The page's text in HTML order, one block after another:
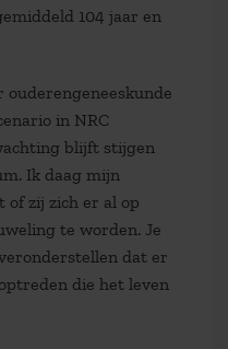
104 jaar en
ouderengeneeskunde
in NRC
blijft stijgen
Ik daag mijn
of zij zich er al op
te worden. Je
dat er
die het leven